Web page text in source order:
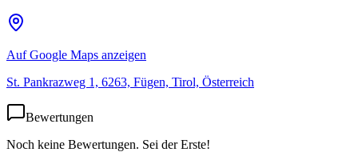
Auf Google Maps anzeigen
St. Pankrazweg 1, 6263, Fügen, Tirol, Österreich
Bewertungen
Noch keine Bewertungen. Sei der Erste!